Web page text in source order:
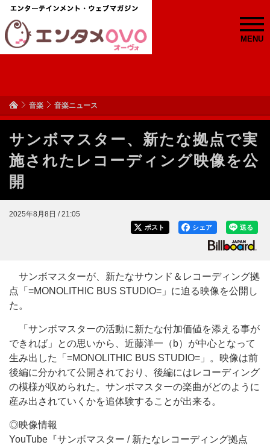
MENU
音楽 音楽ニュース
サンボマスター、新たな拠点で実
施されたレコーディング映像を公
開
2025年8月8日 / 21:05
送る
シェア
ポスト
サンボマスターが、新たなサウンド＆レコーディング拠
点「=MONOLITHIC BUS STUDIO=」に迫る映像を公開し
た。
「サンボマスターの活動に新たな付加価値を添える事が
できれば」との思いから、近藤洋一（b）が中心となって
生み出した「=MONOLITHIC BUS STUDIO=」。映像は前
後編に分かれて公開されており、後編にはレコーディング
の模様が収められた。サンボマスターの楽曲がどのように
産み出されていくかを追体験することが出来る。
◎映像情報
YouTube『サンボマスター / 新たなレコーディング拠点